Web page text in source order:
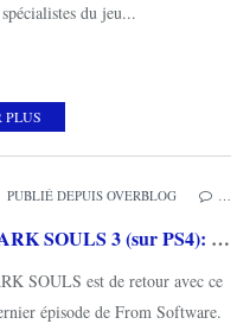
du jeu...
PLUS
PUBLIÉ DEPUIS OVERBLOG …
TEST de DARK SOULS 3 (sur PS4): mais aiiiieeeuuuhh!!!
SOULS est de retour avec ce
épisode de From Software.